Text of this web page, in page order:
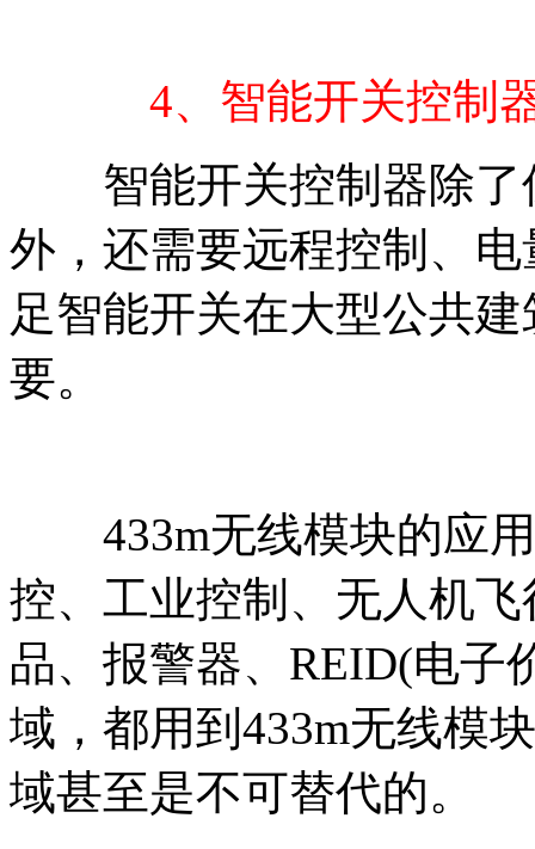
4、智能开关控制
智能开关控制器除了
外，还需要远程控制、
足智能开关在大型公共
要。
433m无线模块的应用
控、工业控制、无人机
品、报警器、REID(电子
域，都用到433m无线模
域甚至是不可替代的。